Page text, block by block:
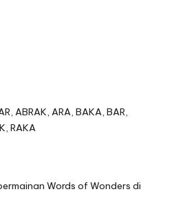
ABRAK, ARA, BAKA, BAR,
RAKA
Words of Wonders di